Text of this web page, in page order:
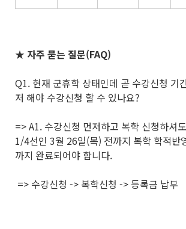
★ 자주 묻는 질문(FAQ)
Q1. 현재 군휴학 상태인데 곧 수강신청 기
저 해야 수강신청 할 수 있나요?
=> A1. 수강신청 먼저하고 복학 신청하셔
1/4선인 3월 26일(목) 전까지 복학 학적반
까지 완료되어야 합니다.
=> 수강신청 -> 복학신청 -> 등록금 납부